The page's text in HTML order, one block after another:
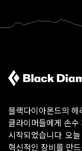
블랙다이아몬드의
클라이머들에게 손수
시작되었습니다. 오
혁신적인 장비를 만